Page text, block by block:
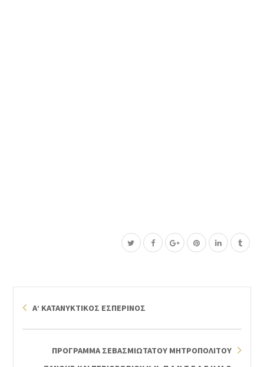
Α’ ΚΑΤΑΝΥΚΤΙΚΟΣ ΕΣΠΕΡΙΝΟΣ
ΠΡΟΓΡΑΜΜΑ ΣΕΒΑΣΜΙΩΤΑΤΟΥ ΜΗΤΡΟΠΟΛΙΤΟΥ